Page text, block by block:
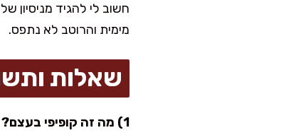
חשוב לי להגיד מניסיון
מימית והרוטב לא נתפס.
שאלות
1) מה זה קופיפי בעצם?